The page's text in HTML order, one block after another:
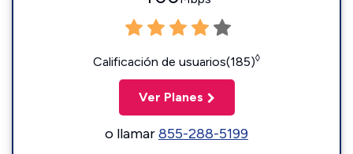
Calificación de usuarios(185)◊
Ver Planes
o llamar855-288-5199